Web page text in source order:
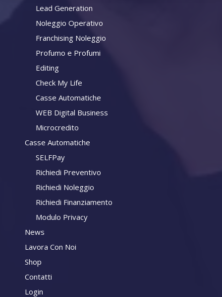
Lead Generation
Noleggio Operativo
Franchising Noleggio
Profumo e Profumi
Editing
Check My Life
Casse Automatiche
WEB Digital Business
Microcredito
Casse Automatiche
SELFPay
Richiedi Preventivo
Richiedi Noleggio
Richiedi Finanziamento
Modulo Privacy
News
Lavora Con Noi
Shop
Contatti
Login